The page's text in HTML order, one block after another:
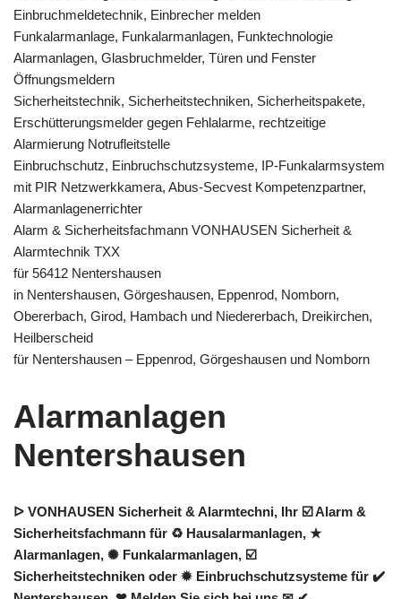
Einbruchmeldetechnik, Einbrecher melden
Funkalarmanlage, Funkalarmanlagen, Funktechnologie
Alarmanlagen, Glasbruchmelder, Türen und Fenster
Öffnungsmeldern
Sicherheitstechnik, Sicherheitstechniken, Sicherheitspakete,
Erschütterungsmelder gegen Fehlalarme, rechtzeitige
Alarmierung Notrufleitstelle
Einbruchschutz, Einbruchschutzsysteme, IP-Funkalarmsystem
mit PIR Netzwerkkamera, Abus-Secvest Kompetenzpartner,
Alarmanlagenerrichter
Alarm & Sicherheitsfachmann VONHAUSEN Sicherheit &
Alarmtechnik TXX
für 56412 Nentershausen
in Nentershausen, Görgeshausen, Eppenrod, Nomborn,
Obererbach, Girod, Hambach und Niedererbach, Dreikirchen,
Heilberscheid
für Nentershausen – Eppenrod, Görgeshausen und Nomborn
Alarmanlagen
Nentershausen
ᐅ VONHAUSEN Sicherheit & Alarmtechni, Ihr ☑️ Alarm &
Sicherheitsfachmann für ♻ Hausalarmanlagen, ★
Alarmanlagen, ✺ Funkalarmanlagen, ☑️
Sicherheitstechniken oder ✹ Einbruchschutzsysteme für ✔️